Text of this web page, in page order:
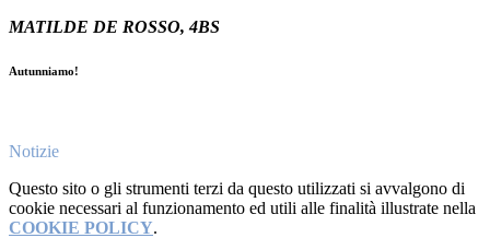
MATILDE DE ROSSO, 4BS
Autunniamo!
Notizie
Questo sito o gli strumenti terzi da questo utilizzati si avvalgono di
cookie necessari al funzionamento ed utili alle finalità illustrate nella
COOKIE POLICY.